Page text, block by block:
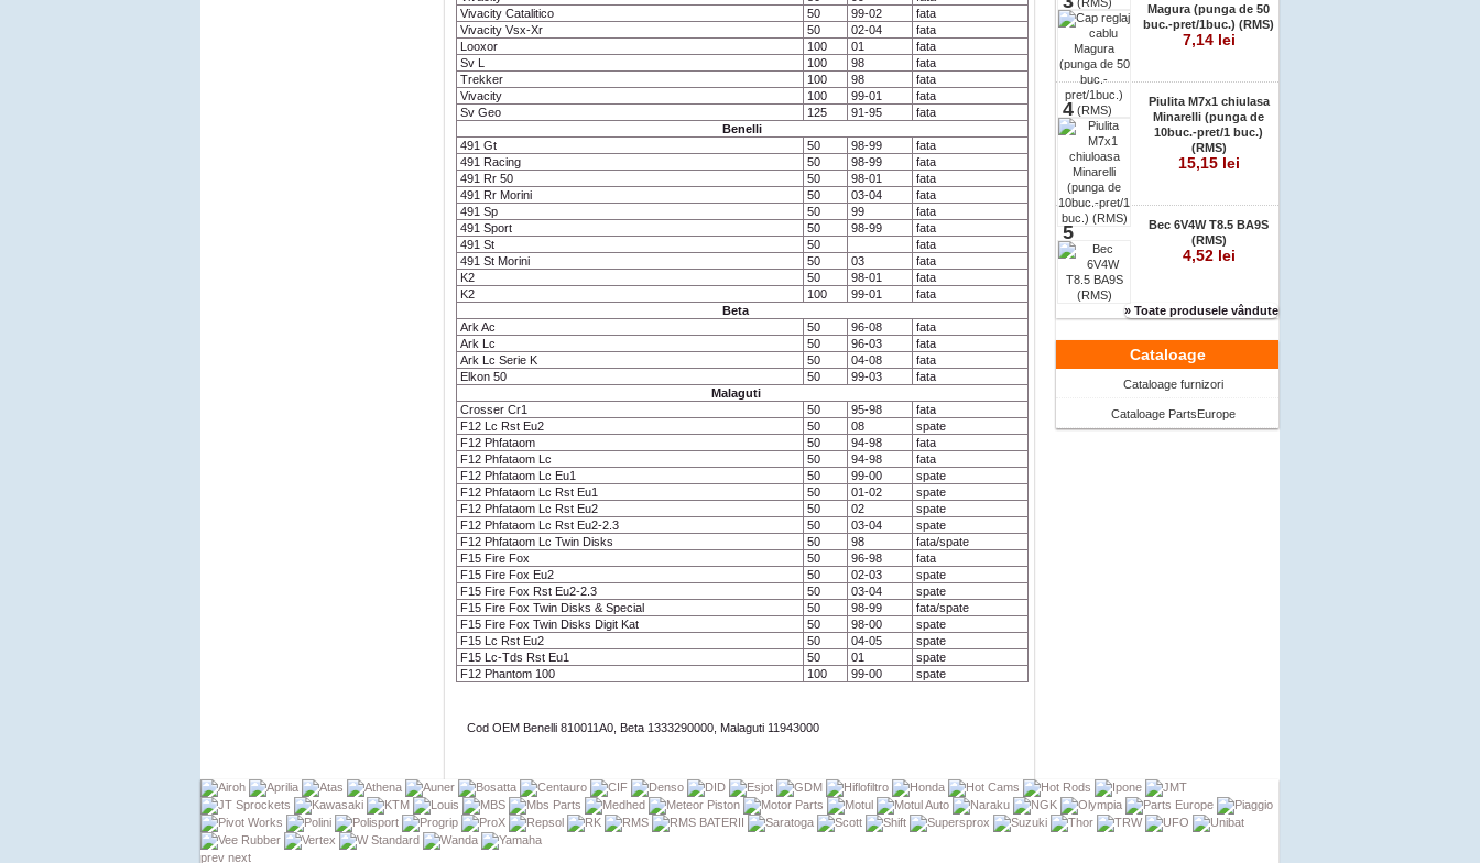
Vivacity Catalitico
50 99-02
fata
Vivacity Vsx-Xr
50 02-04
fata
Looxor
100 01
fata
Sv L
100 98
fata
Trekker
100 98
fata
Vivacity
100 99-01
fata
Sv Geo
125 91-95
fata
Benelli
491 Gt
50 98-99
fata
491 Racing
50 98-99
fata
491 Rr 50
50 98-01
fata
491 Rr Morini
50 03-04
fata
491 Sp
50 99
fata
491 Sport
50 98-99
fata
491 St
50
fata
491 St Morini
50 03
fata
K2
50 98-01
fata
K2
100 99-01
fata
Beta
Ark Ac
50 96-08
fata
Ark Lc
50 96-03
fata
Ark Lc Serie K
50 04-08
fata
Elkon 50
50 99-03
fata
Malaguti
Crosser Cr1
50 95-98
fata
F12 Lc Rst Eu2
50 08
spate
F12 Phfataom
50 94-98
fata
F12 Phfataom Lc
50 94-98
fata
F12 Phfataom Lc Eu1
50 99-00
spate
F12 Phfataom Lc Rst Eu1
50 01-02
spate
F12 Phfataom Lc Rst Eu2
50 02
spate
F12 Phfataom Lc Rst Eu2-2.3
50 03-04
spate
F12 Phfataom Lc Twin Disks
50 98
fata/spate
F15 Fire Fox
50 96-98
fata
F15 Fire Fox Eu2
50 02-03
spate
F15 Fire Fox Rst Eu2-2.3
50 03-04
spate
F15 Fire Fox Twin Disks & Special
50 98-99
fata/spate
F15 Fire Fox Twin Disks Digit Kat
50 98-00
spate
F15 Lc Rst Eu2
50 04-05
spate
F15 Lc-Tds Rst Eu1
50 01
spate
F12 Phantom 100
100 99-00 spate
Cod OEM Benelli 810011A0, Beta 1333290000, Malaguti 11943000
Magura (punga de 50
buc.-pret/1buc.) (RMS)
7,14 lei
4
Piulita M7x1 chiulasa
Minarelli (punga de
10buc.-pret/1 buc.)
(RMS)
15,15 lei
5
Bec 6V4W T8.5 BA9S
(RMS)
4,52 lei
» Toate produsele vândute
Cataloage
Cataloage furnizori
Cataloage PartsEurope
prev next